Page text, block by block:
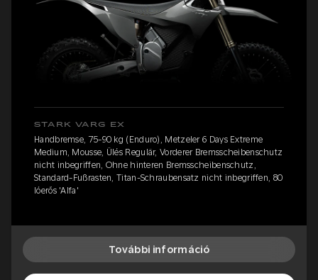
STARK VARG EX
Handbremse, 75-90 kg (Enduro), Metzeler 6 Days Extreme
Medium, Mousse, Ülés Regulär, Vorderer Bremsscheibenschutz
nicht inbegriffen, Ohne hinteren Bremsscheibenschutz,
Standard-Fußrasten, Titan-Schraubensatz nicht inbegriffen, 80
lóerős 'Alfa'
További információ